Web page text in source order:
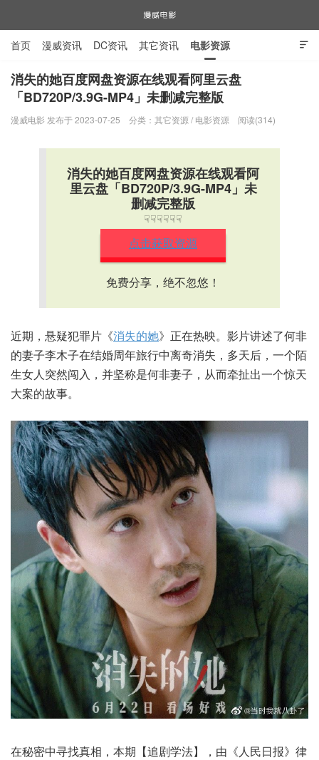
漫威电影

首页 漫威资讯 DC资讯 其它资讯 电影资源
电视剧资源 漫威图片
消失的她百度网盘资源在线观看阿里云盘
「BD720P/3.9G-MP4」未删减完整版
漫威电影 发布于 2023-07-25 分类： 其它资源 / 电影资源 阅读(314)
消失的她百度网盘资源在线观看阿
里云盘「BD720P/3.9G-MP4」未
删减完整版
☟☟☟☟☟☟
点击获取资源
免费分享，绝不忽悠！
近期，悬疑犯罪片《消失的她》正在热映。影片讲述了何非
的妻子李木子在结婚周年旅行中离奇消失，多天后，一个陌
生女人突然闯入，并坚称是何非妻子，从而牵扯出一个惊天
大案的故事。
在秘密中寻找真相，本期【追剧学法】，由《人民日报》律